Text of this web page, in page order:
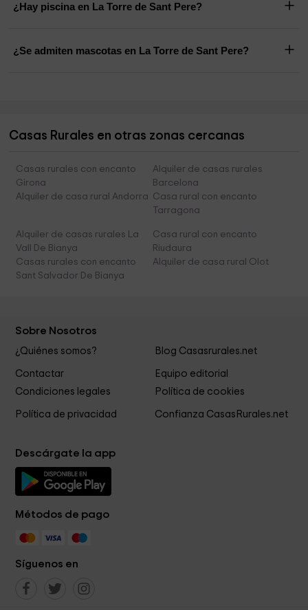
¿Hay piscina en La Torre de Sant Pere?
¿Se admiten mascotas en La Torre de Sant Pere?
Casas Rurales en otras zonas cercanas
Casas rurales con encanto
Girona
Alquiler de casas rurales
Barcelona
Alquiler de casa rural Andorra Casa rural con encanto
Tarragona
Alquiler de casas rurales La
Vall De Bianya
Casa rural con encanto
Riudaura
Casas rurales con encanto
Sant Salvador De Bianya
Alquiler de casa rural Olot
Sobre Nosotros
¿Quiénes somos? Blog Casasrurales.net
Contactar
Equipo editorial
Condiciones legales
Política de cookies
Política de privacidad Confianza CasasRurales.net
Descárgate la app
Métodos de pago
Síguenos en